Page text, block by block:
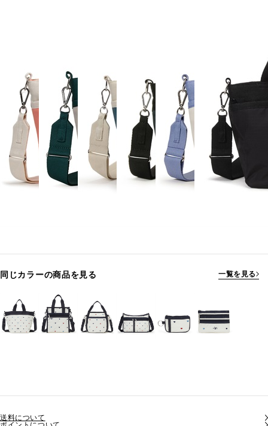
同じカラーの商品を見る 一覧を見る
送料について